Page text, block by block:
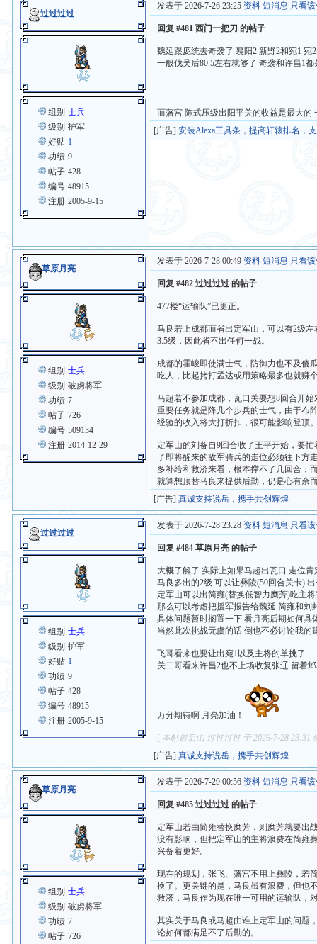
过过过过
组别 士兵
级别 护军
好贴 1
功绩 9
帖子 428
编号 48915
注册 2005-9-15
发表于 2026-7-26 23:25 资料 短消息 只看
回复 #481 西门一把刀 的帖子
魏延跟庞统去奇袭了 襄阳2 新野2和宛1 宛
一般伐吴后80.5左右就够了 奇袭和许昌1
而藩宫 陈式压级出阳平关的收益是最大的
[广告]安装Alexa工具条，提高轩辕排名，
草原月亮
组别 士兵
级别 破虏将军
功绩 7
帖子 726
编号 509134
注册 2014-12-29
发表于 2026-7-28 00:49 资料 短消息 只看
回复 #482 过过过过 的帖子
477楼“运输队”已更正。
马良若上成都而省出定军山，可以有2级
3.5级，因此省不出任何一战。
成都的霍峻即使满士气，防御力也不及傻
吃人，比起拷打孟达或用策略最多也就赚
马超若不参加成都，瓦口关要想8回合开
重要任务就是降几个步兵的士气，由于布
经验的收入将大打折扣，很可能影响登顶
定军山的刘备自9回合收了王平开始，要
了即将醒来的敌军骑兵的走位必须往下方
多补给和救济来看，根本撑不了几回合；
就算想顶替马良来提供后勤，仍是心有余
[广告]真诚支持说岳，携手共创辉煌
过过过过
组别 士兵
级别 护军
好贴 1
功绩 9
帖子 428
编号 48915
注册 2005-9-15
发表于 2026-7-28 23:28 资料 短消息 只看
回复 #484 草原月亮 的帖子
大概了解了 实际上如果马超出瓦口 走位
马良多出的2级 可以让彝陵(50回合关卡)
定军山可以出简雍(替换低智力糜芳)吃主
那么可以考虑把援军报告给魏延 简雍和刘
具体问题暂时搁置一下 看月亮后期如何具
当然此次挑战无虞的话 倒也不必讨论我
飞哥看来也要让出宛1以及主将的单挑了
关二哥看来许昌2也不上场收复张辽 留着
万分期待啊 月亮加油！
[ 本帖最后由 过过过过 于 2026-7-28 23:31
[广告]真诚支持说岳，携手共创辉煌
草原月亮
组别 士兵
级别 破虏将军
功绩 7
帖子 726
发表于 2026-7-29 00:56 资料 短消息 只看
回复 #485 过过过过 的帖子
定军山若由简雍替换糜芳，则糜芳就要出
没有影响，但把定军山的主将浪费在简雍
兴备着更好。
现在的规划，张飞、藩宫不用上彝陵，若
换了。更关键的是，马良虽有浪费，但
救济，马良作为现在唯一可用的运输队，
其实关于马良或马超由谁上定军山的问题
论如何都满足不了后勤的。